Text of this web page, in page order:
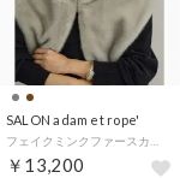
SALON adam et rope'
￥13,200